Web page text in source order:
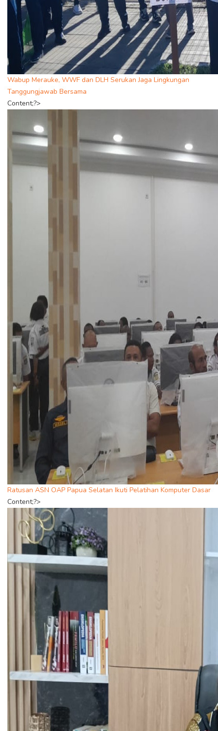
Wabup Merauke, WWF dan DLH Serukan Jaga Lingkungan
Tanggungjawab Bersama
Content;?>
Ratusan ASN OAP Papua Selatan Ikuti Pelatihan Komputer Dasar
Content;?>